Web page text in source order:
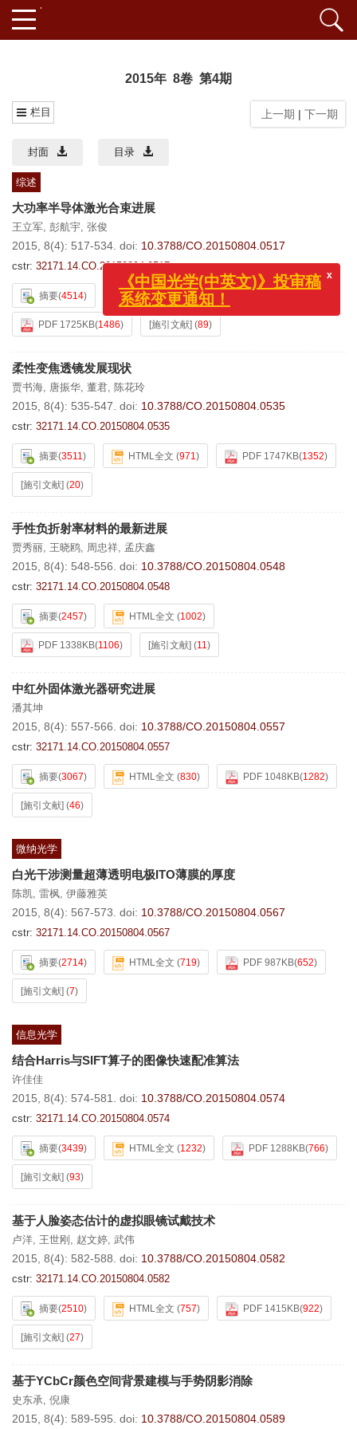
2015年 8卷 第4期
栏目 上一期 | 下一期
封面 目录
综述
大功率半导体激光合束进展
王立军, 彭航宇, 张俊
2015, 8(4): 517-534. doi: 10.3788/CO.20150804.0517
cstr: 32171.14.CO.20150804.0517
摘要(4514) HTML全文(1030)
PDF 1725KB(1486) [施引文献] (89)
柔性变焦透镜发展现状
贾书海, 唐振华, 董君, 陈花玲
2015, 8(4): 535-547. doi: 10.3788/CO.20150804.0535
cstr: 32171.14.CO.20150804.0535
摘要(3511) HTML全文 (971) PDF 1747KB(1352)
[施引文献] (20)
手性负折射率材料的最新进展
贾秀丽, 王晓鸥, 周忠祥, 孟庆鑫
2015, 8(4): 548-556. doi: 10.3788/CO.20150804.0548
cstr: 32171.14.CO.20150804.0548
摘要(2457) HTML全文 (1002)
PDF 1338KB(1106) [施引文献] (11)
中红外固体激光器研究进展
潘其坤
2015, 8(4): 557-566. doi: 10.3788/CO.20150804.0557
cstr: 32171.14.CO.20150804.0557
摘要(3067) HTML全文 (830) PDF 1048KB(1282)
[施引文献] (46)
微纳光学
白光干涉测量超薄透明电极ITO薄膜的厚度
陈凯, 雷枫, 伊藤雅英
2015, 8(4): 567-573. doi: 10.3788/CO.20150804.0567
cstr: 32171.14.CO.20150804.0567
摘要(2714) HTML全文 (719) PDF 987KB(652)
[施引文献] (7)
信息光学
结合Harris与SIFT算子的图像快速配准算法
许佳佳
2015, 8(4): 574-581. doi: 10.3788/CO.20150804.0574
cstr: 32171.14.CO.20150804.0574
摘要(3439) HTML全文 (1232) PDF 1288KB(766)
[施引文献] (93)
基于人脸姿态估计的虚拟眼镜试戴技术
卢洋, 王世刚 , 赵文婷, 武伟
2015, 8(4): 582-588. doi: 10.3788/CO.20150804.0582
cstr: 32171.14.CO.20150804.0582
摘要(2510) HTML全文 (757) PDF 1415KB(922)
[施引文献] (27)
基于YCbCr颜色空间背景建模与手势阴影消除
史东承, 倪康
2015, 8(4): 589-595. doi: 10.3788/CO.20150804.0589
《中国光学(中英文)》投审稿
系统变更通知！